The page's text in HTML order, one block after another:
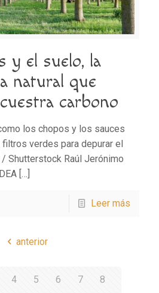
y el suelo, la
natural que
carbono
los chopos y los sauces
verdes para depurar el
/ Shutterstock Raúl Jerónimo
[…]
Leer más
anterior
4 5 6 7
8